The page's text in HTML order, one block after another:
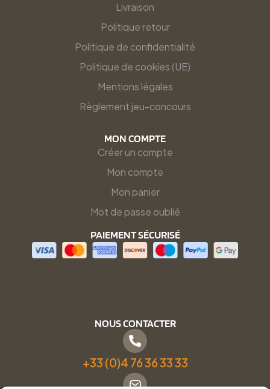
Livraison
Politique retour
Politique de confidentialité
Politique de cookies (UE)
Mentions légales
Règlement jeu-concours
MON COMPTE
Créer un compte
Mon compte
Mon panier
Mot de passe oublié
PAIEMENT SÉCURISÉ
NOUS CONTACTER
+33 (0)4 76 36 33 33